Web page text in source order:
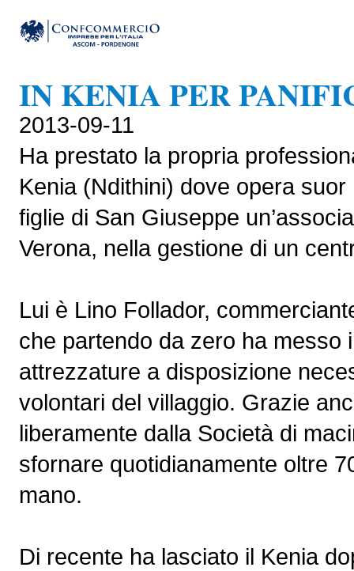
IN KENIA PER
2013-09-11
Ha prestato la propria
Kenia (Ndithini) dove opera
figlie di San Giuseppe
Verona, nella gestione di un
Lui è Lino Follador,
che partendo da zero ha messo
attrezzature a disposizione
volontari del villaggio. Grazie
liberamente dalla Società di
sfornare quotidianamente oltre
mano.
Di recente ha lasciato il Kenia